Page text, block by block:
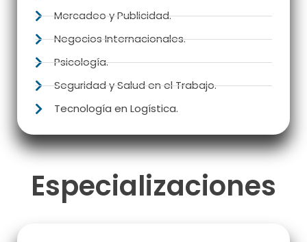
Mercadeo y Publicidad.
Negocios Internacionales.
Psicología.
Seguridad y Salud en el Trabajo.
Tecnología en Logística.
Especializaciones